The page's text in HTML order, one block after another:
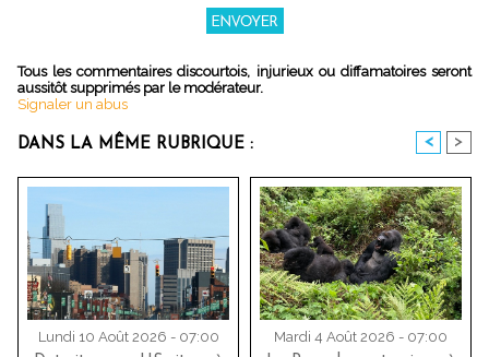
Tous les commentaires discourtois, injurieux ou diffamatoires seront
aussitôt supprimés par le modérateur.
Signaler un abus
DANS LA MÊME RUBRIQUE : < >
Lundi 10 Août 2026 - 07:00
Mardi 4 Août 2026 - 07:00